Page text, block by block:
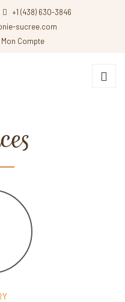
+1 (438) 630-3846
sucree.com
Mon Compte